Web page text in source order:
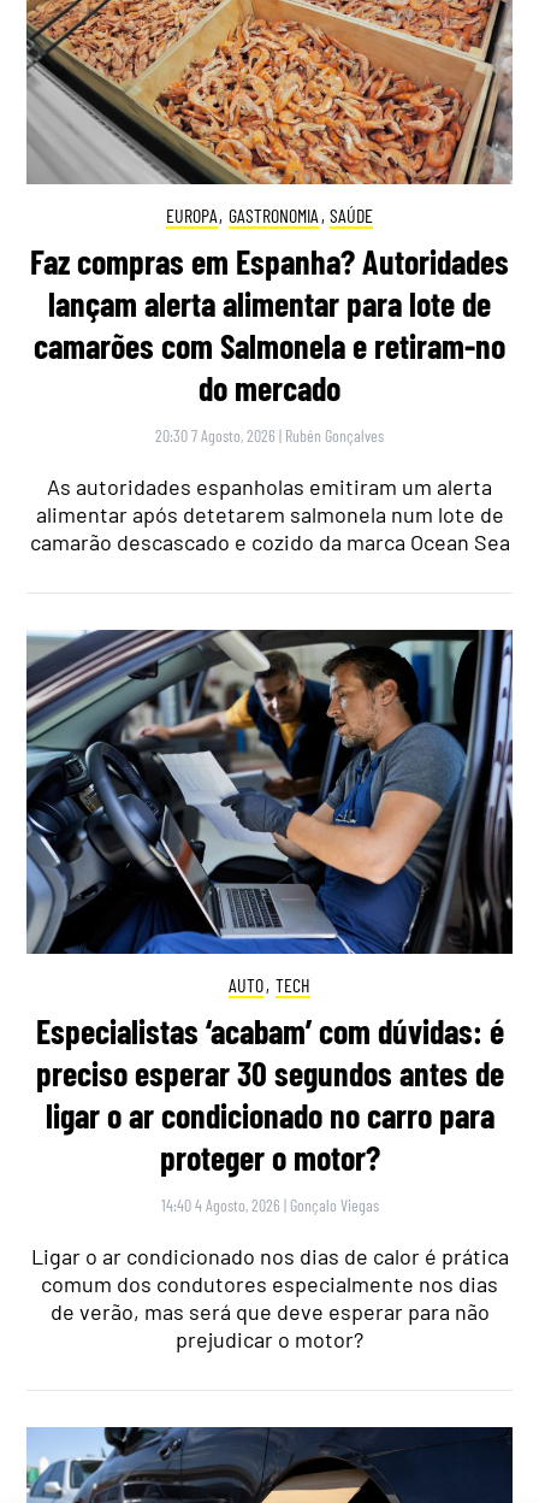
EUROPA, GASTRONOMIA , SAÚDE
Faz compras em Espanha? Autoridades
lançam alerta alimentar para lote de
camarões com Salmonela e retiram-no
do mercado
20:30 7 Agosto, 2026 | Rubén Gonçalves
As autoridades espanholas emitiram um alerta
alimentar após detetarem salmonela num lote de
camarão descascado e cozido da marca Ocean Sea
AUTO, TECH
Especialistas ‘acabam’ com dúvidas: é
preciso esperar 30 segundos antes de
ligar o ar condicionado no carro para
proteger o motor?
14:40 4 Agosto, 2026 | Gonçalo Viegas
Ligar o ar condicionado nos dias de calor é prática
comum dos condutores especialmente nos dias
de verão, mas será que deve esperar para não
prejudicar o motor?